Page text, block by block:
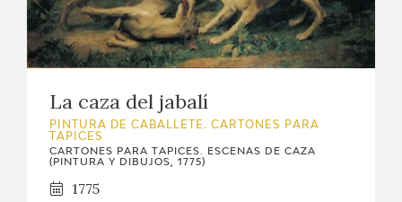
La caza del jabalí
PINTURA DE CABALLETE. CARTONES PARA
TAPICES
CARTONES PARA TAPICES. ESCENAS DE CAZA
(PINTURA Y DIBUJOS, 1775)
1775